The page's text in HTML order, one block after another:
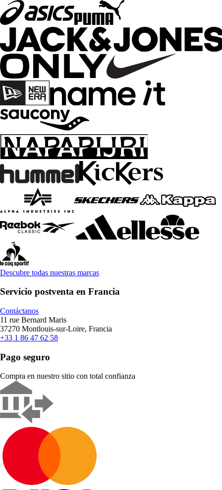
Descubre todas nuestras marcas
Servicio postventa en Francia
Contáctanos
11 rue Bernard Maris
37270 Montlouis-sur-Loire, Francia
+33 1 86 47 62 58
Pago seguro
Compra en nuestro sitio con total confianza